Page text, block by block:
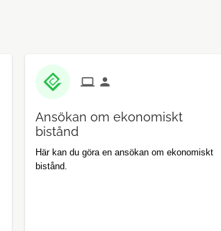
Ansökan om ekonomiskt
bistånd
Här kan du göra en ansökan om ekonomiskt
bistånd.